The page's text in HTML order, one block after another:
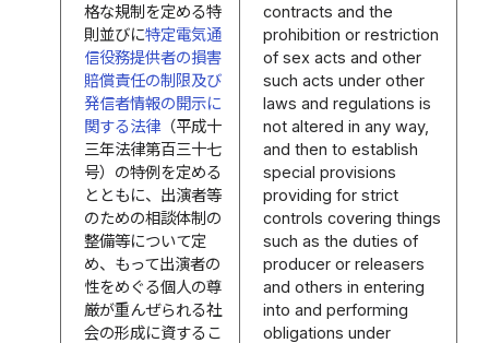
格な規制を定める特
則並びに特定電気通
信役務提供者の損害
賠償責任の制限及び
発信者情報の開示に
関する法律（平成十
三年法律第百三十七
号）の特例を定める
とともに、出演者等
のための相談体制の
整備等について定
め、もって出演者の
性をめぐる個人の尊
厳が重んぜられる社
会の形成に資するこ
contracts and the
prohibition or restriction
of sex acts and other
such acts under other
laws and regulations is
not altered in any way,
and then to establish
special provisions
providing for strict
controls covering things
such as the duties of
producer or releasers
and others in entering
into and performing
obligations under